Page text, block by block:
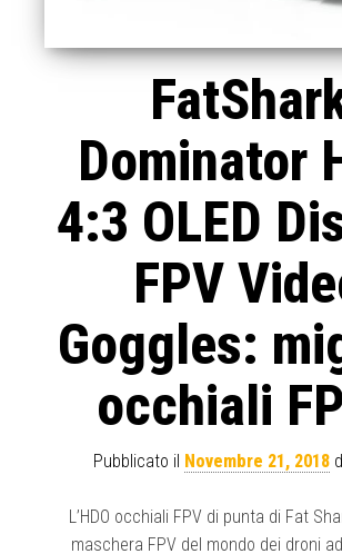
Dominator
4:3 OLED
FPV
Goggles:
occhiali
Pubblicato il Novembre 21, 2018
L’HDO occhiali FPV di punta di Fat
maschera FPV del mondo dei droni